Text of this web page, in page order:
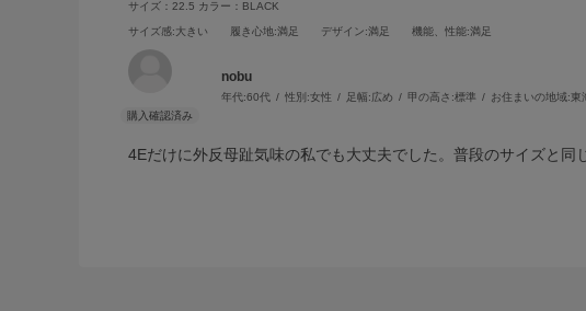
サイズ：22.5 カラー：BLACK
サイズ感:大きい 履き心地:満足 デザイン:満足 機能、性能:満足
nobu
年代:60代 性別:女性 足幅:広め 甲の高さ:標準 お住まいの地域:東
4Eだけに外反母趾気味の私でも大丈夫でした。普段のサイズと